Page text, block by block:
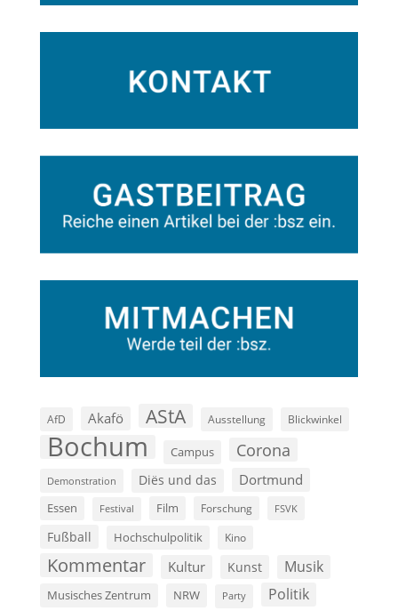
AfD Akafö AStA Ausstellung Blickwinkel
Bochum Campus Corona
Demonstration Diës und das Dortmund
Essen Festival Film Forschung FSVK
Fußball Hochschulpolitik Kino
Kommentar Kultur Kunst Musik
Musisches Zentrum NRW Party Politik